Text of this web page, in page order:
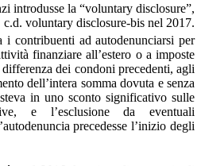
introdusse la “voluntary disclosure”,
c.d. voluntary disclosure-bis nel 2017.
i contribuenti ad autodenunciarsi per
finanziare all’estero o a imposte
dei condoni precedenti, agli
dell’intera somma dovuta e senza
in uno sconto significativo sulle
e l’esclusione da eventuali
precedesse l’inizio degli